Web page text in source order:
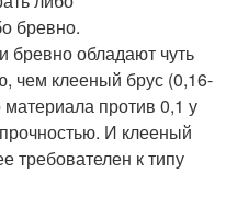
бревно.
бревно обладают чуть
чем клееный брус (0,16-
против 0,1 у
И клееный
требователен к типу